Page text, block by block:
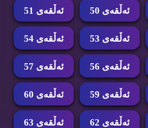
ئه‌ڵقه‌ی 50 ئه‌ڵقه‌ی 51
ئه‌ڵقه‌ی 53 ئه‌ڵقه‌ی 54
ئه‌ڵقه‌ی 56 ئه‌ڵقه‌ی 57
ئه‌ڵقه‌ی 59 ئه‌ڵقه‌ی 60
ئه‌ڵقه‌ی 62 ئه‌ڵقه‌ی 63